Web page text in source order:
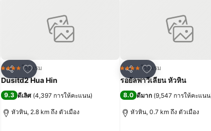
แชร์
เพิ่มในรายการโปรด
4 ดาว โรงแรม
Dusitd2 Hua Hin
9.3 ดีเลิศ (4,397 การให้คะแนน)
หัวหิน, 2.8 km ถึง ตัวเมือง
แชร์
เพิ่มในรายการโปร
4 ดาว โรงแรม
รอยัลพาวีเลียน หัวหิน
8.0 ดีมาก (9,547 การให้คะแนน
หัวหิน, 0.7 km ถึง ตัวเมือง